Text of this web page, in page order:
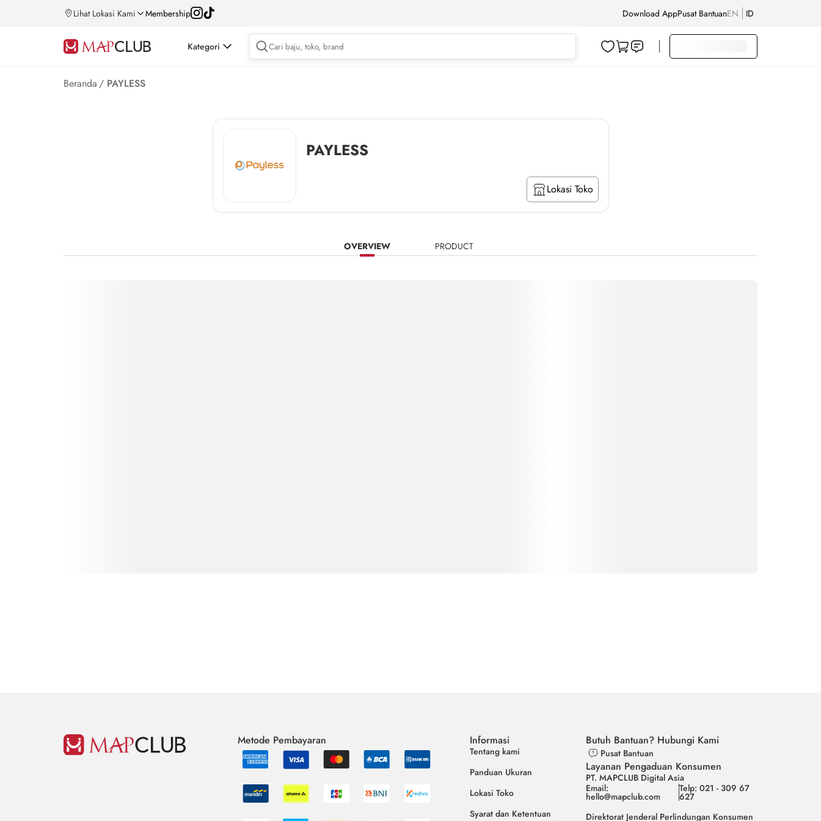
Lihat Lokasi Kami Membership Download AppPusat BantuanEN ID
Kategori
Beranda / PAYLESS
PAYLESS
Lokasi Toko
OVERVIEW PRODUCT
Metode Pembayaran Informasi
Tentang kami
Panduan Ukuran
Lokasi Toko
Syarat dan Ketentuan
Butuh Bantuan? Hubungi Kami
Pusat Bantuan
Layanan Pengaduan Konsumen
PT. MAPCLUB Digital Asia
Email:
hello@mapclub.com
Telp: 021 - 309 67
627
Direktorat Jenderal Perlindungan Konsumen